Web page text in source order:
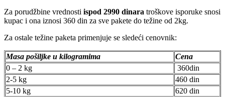
Za porudžbine vrednosti ispod 2990 dinara troškove isporuke snosi
kupac i ona iznosi 360 din za sve pakete do težine od 2kg.
Za ostale težine paketa primenjuje se sledeći cenovnik:
Masa pošiljke u kilogramima
Cena
0 – 2 kg
360din
2-5 kg
460 din
5-10 kg
620 din